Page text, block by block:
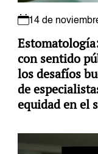
14 de
con sentido
los desafíos
de
equidad en el